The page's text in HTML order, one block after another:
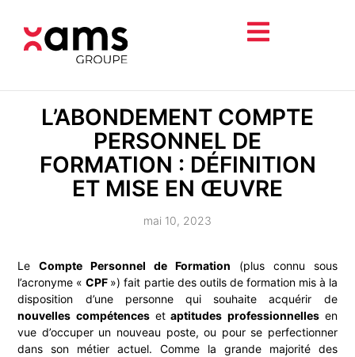
L’ABONDEMENT COMPTE
PERSONNEL DE
FORMATION : DÉFINITION
ET MISE EN ŒUVRE
mai 10, 2023
LeCompte Personnel de Formation (plus connu sous
l’acronyme «CPF ») fait partie des outils de formation mis à la
disposition d’une personne qui souhaite acquérir de
nouvelles compétences etaptitudes professionnelles en
vue d’occuper un nouveau poste, ou pour se perfectionner
dans son métier actuel. Comme la grande majorité des